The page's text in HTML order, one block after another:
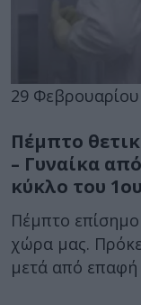
29
Πέμπτο
– Γυναίκα
κύκλο του
Πέμπτο
χώρα μας.
μετά από επαφή